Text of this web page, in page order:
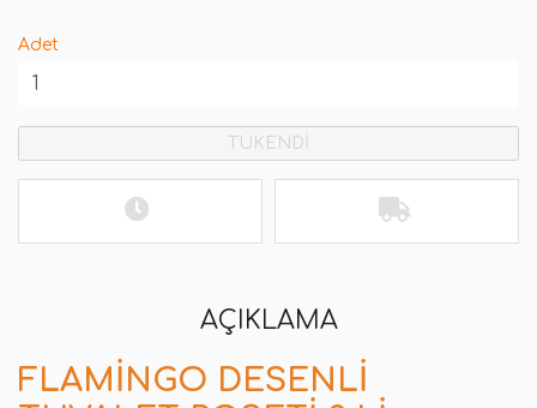
Adet
TÜKENDİ
AÇIKLAMA
FLAMINGO DESENLI